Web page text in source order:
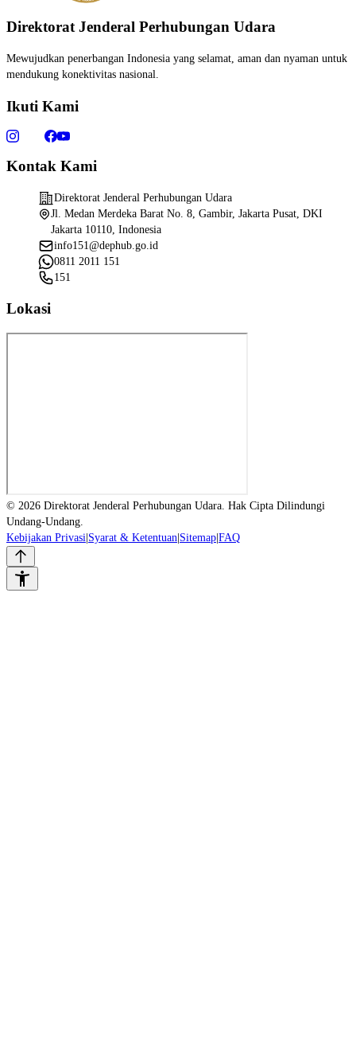
Direktorat Jenderal Perhubungan Udara
Mewujudkan penerbangan Indonesia yang selamat, aman dan nyaman untuk
mendukung konektivitas nasional.
Ikuti Kami
Kontak Kami
Direktorat Jenderal Perhubungan Udara
Jl. Medan Merdeka Barat No. 8, Gambir, Jakarta Pusat, DKI
Jakarta 10110, Indonesia
info151@dephub.go.id
0811 2011 151
151
Lokasi
© 2026 Direktorat Jenderal Perhubungan Udara. Hak Cipta Dilindungi
Undang-Undang.
Kebijakan Privasi Syarat & Ketentuan Sitemap FAQ